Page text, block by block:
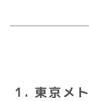
1. 東京メ